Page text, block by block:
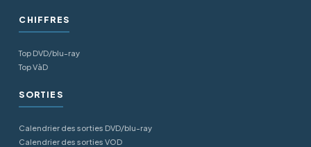
CHIFFRES
Top DVD/blu-ray
Top VàD
SORTIES
Calendrier des sorties DVD/blu-ray
Calendrier des sorties VOD